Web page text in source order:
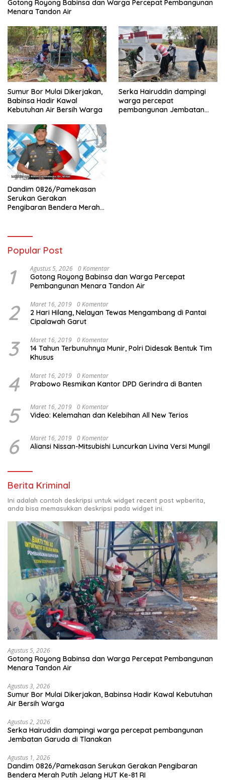
Gotong Royong Babinsa dan Warga Percepat Pembangunan
Menara Tandon Air
Sumur Bor Mulai Dikerjakan,
Babinsa Hadir Kawal
Kebutuhan Air Bersih Warga
Serka Hairuddin dampingi
warga percepat
pembangunan Jembatan
Dandim 0826/Pamekasan
Serukan Gerakan
Pengibaran Bendera Merah
Popular Post
1 Agustus 5, 2026 0 Komentar
Gotong Royong Babinsa dan Warga Percepat
Pembangunan Menara Tandon Air
2 Maret 16, 2019 0 Komentar
2 Hari Hilang, Nelayan Tewas Mengambang di Pantai
Cipalawah Garut
3 Maret 16, 2019 0 Komentar
14 Tahun Terbunuhnya Munir, Polri Didesak Bentuk Tim
Khusus
4 Maret 16, 2019 0 Komentar
Prabowo Resmikan Kantor DPD Gerindra di Banten
5 Maret 16, 2019 0 Komentar
Video: Kelemahan dan Kelebihan All New Terios
6 Maret 16, 2019 0 Komentar
Aliansi Nissan-Mitsubishi Luncurkan Livina Versi Mungil
Berita Kriminal
Ini adalah contoh deskripsi untuk widget recent post wpberita,
anda bisa memasukkan deskripsi pada widget ini.
Agustus 5, 2026
Gotong Royong Babinsa dan Warga Percepat Pembangunan
Menara Tandon Air
Agustus 3, 2026
Sumur Bor Mulai Dikerjakan, Babinsa Hadir Kawal Kebutuhan
Air Bersih Warga
Agustus 2, 2026
Serka Hairuddin dampingi warga percepat pembangunan
Jembatan Garuda di Tlanakan
Agustus 1, 2026
Dandim 0826/Pamekasan Serukan Gerakan Pengibaran
Bendera Merah Putih Jelang HUT Ke-81 RI